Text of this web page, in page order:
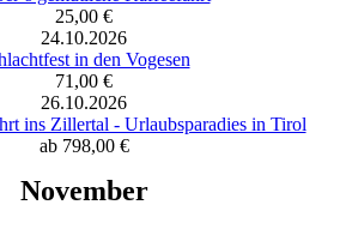
25,00 €
24.10.2026
in den Vogesen
71,00 €
26.10.2026
ins Zillertal - Urlaubsparadies in Tirol
ab 798,00 €
November